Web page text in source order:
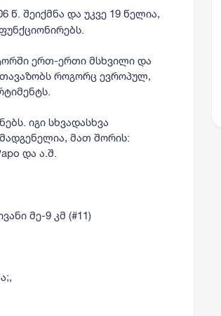
წ. შეიქმნა და უკვე 19 წელია,
ერთ-ერთი მსხვილი და
როგორც ევროპულ,
იგი სხვადასხვა
მათ შორის:
და ა.შ.
მე-9 კმ (#11)